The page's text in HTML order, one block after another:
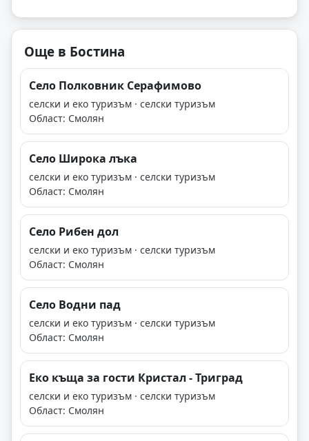
Още в Бостина
Село Полковник Серафимово
селски и еко туризъм · селски туризъм
Област: Смолян
Село Широка лъка
селски и еко туризъм · селски туризъм
Област: Смолян
Село Рибен дол
селски и еко туризъм · селски туризъм
Област: Смолян
Село Водни пад
селски и еко туризъм · селски туризъм
Област: Смолян
Еко къща за гости Кристал - Триград
селски и еко туризъм · селски туризъм
Област: Смолян